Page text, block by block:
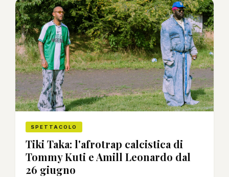
SPETTACOLO
Tiki Taka: l'afrotrap calcistica di
Tommy Kuti e Amill Leonardo dal
26 giugno